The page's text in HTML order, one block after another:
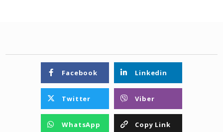
Facebook Linkedin
Twitter Viber
WhatsApp Copy Link